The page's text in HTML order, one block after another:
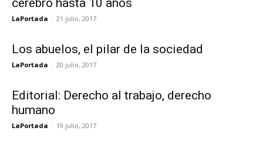
LaPortada - 21 julio, 2017
Los abuelos, el pilar de la sociedad
LaPortada - 20 julio, 2017
Editorial: Derecho al trabajo, derecho
humano
LaPortada - 19 julio, 2017